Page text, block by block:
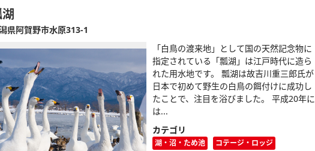
県阿賀野市水原313-1
「白鳥の渡来地」として国の天然記念物に
指定されている「瓢湖」は江戸時代に造ら
れた用水地です。 瓢湖は故吉川重三郎氏が
日本で初めて野生の白鳥の餌付けに成功し
たことで、注目を浴びました。 平成20年に
は...
カテゴリ
湖・沼・ため池
コテージ・ロッジ